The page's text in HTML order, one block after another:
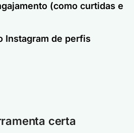
(como curtidas e
Instagram de perfis
certa